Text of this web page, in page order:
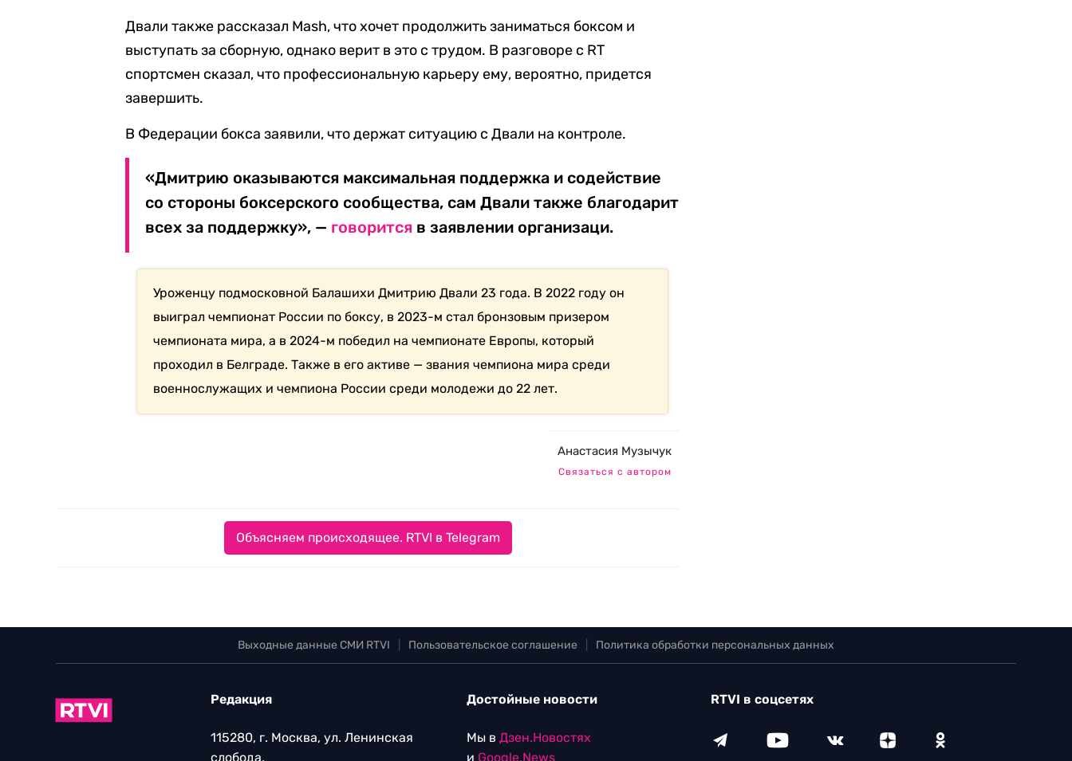
Двали также рассказал Mash, что хочет продолжить заниматься боксом и
выступать за сборную, однако верит в это с трудом. В разговоре с RT
спортсмен сказал, что профессиональную карьеру ему, вероятно, придется
завершить.
В Федерации бокса заявили, что держат ситуацию с Двали на контроле.
«Дмитрию оказываются максимальная поддержка и содействие
со стороны боксерского сообщества, сам Двали также благодарит
всех за поддержку», — говорится в заявлении организаци.
Уроженцу подмосковной Балашихи Дмитрию Двали 23 года. В 2022 году он
выиграл чемпионат России по боксу, в 2023-м стал бронзовым призером
чемпионата мира, а в 2024-м победил на чемпионате Европы, который
проходил в Белграде. Также в его активе — звания чемпиона мира среди
военнослужащих и чемпиона России среди молодежи до 22 лет.
Анастасия Музычук
Связаться с автором
Объясняем происходящее. RTVI в Telegram
Выходные данные СМИ RTVI Пользовательское соглашение Политика обработки персональных данных
Редакция
115280, г. Москва, ул. Ленинская
слобода,
Достойные новости
Мы в Дзен.Новостях
и Google.News
RTVI в соцсетях